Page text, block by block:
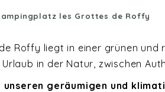
les Grottes de Roffy
Roffy liegt in einer grünen
Urlaub in der Natur, zwischen
unseren geräumigen und